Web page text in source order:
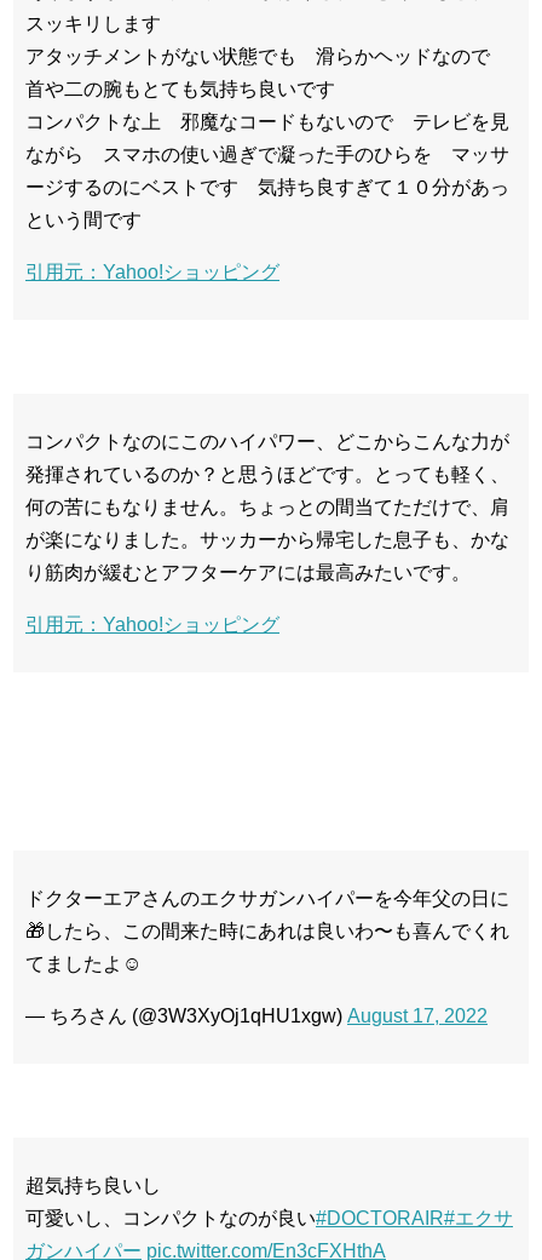
スッキリします
アタッチメントがない状態でも 滑らかヘッドなので
首や二の腕もとても気持ち良いです
コンパクトな上 邪魔なコードもないので テレビを見
ながら スマホの使い過ぎで凝った手のひらを マッサ
ージするのにベストです 気持ち良すぎて１０分があっ
という間です
引用元：Yahoo!ショッピング
コンパクトなのにこのハイパワー、どこからこんな力が
発揮されているのか？と思うほどです。とっても軽く、
何の苦にもなりません。ちょっとの間当てただけで、肩
が楽になりました。サッカーから帰宅した息子も、かな
り筋肉が緩むとアフターケアには最高みたいです。
引用元：Yahoo!ショッピング
ドクターエアさんのエクサガンハイパーを今年父の日に
🎁したら、この間来た時にあれは良いわ〜も喜んでくれ
てましたよ☺️
— ちろさん (@3W3XyOj1qHU1xgw) August 17, 2022
超気持ち良いし
可愛いし、コンパクトなのが良い#DOCTORAIR#エクサ
ガンハイパー pic.twitter.com/En3cFXHthA